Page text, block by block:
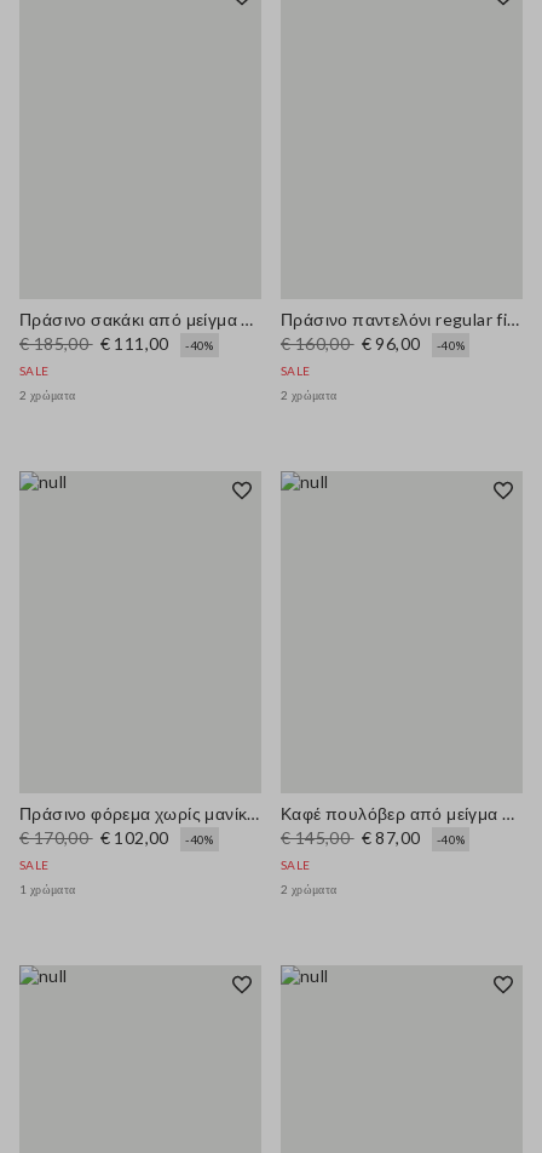
Πράσινο σακάκι από μείγμα λινού με κανονική εφαρμογή
€ 185,00 € 111,00
-40%
SALE
2 χρώματα
Πράσινο παντελόνι regular fit από ελαστικό μείγμα λίνου και βισκόζης
€ 160,00 € 96,00
-40%
SALE
2 χρώματα
Πράσινο φόρεμα χωρίς μανίκια από μείγμα λινών με ζώνη
€ 170,00 € 102,00
-40%
SALE
1 χρώματα
Καφέ πουλόβερ από μείγμα βαμβακιού με κανονική εφαρμογή και καρό σχέδιο
€ 145,00 € 87,00
-40%
SALE
2 χρώματα